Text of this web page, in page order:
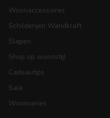
Woonaccessoires
Schilderijen Wandkraft
Slapen
Shop op woonstijl
Cadeautips
Sale
Woonseries